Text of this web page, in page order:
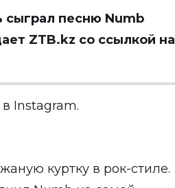
сыграл песню Numb
ZTB.kz со ссылкой на
Instagram.
куртку в рок-стиле.